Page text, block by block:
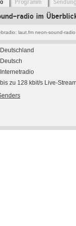
Programm
radio im
laut.fm neon-sound-radio
Deutschland
Deutsch
Internetradio
bis zu 128 kbit/s Live-